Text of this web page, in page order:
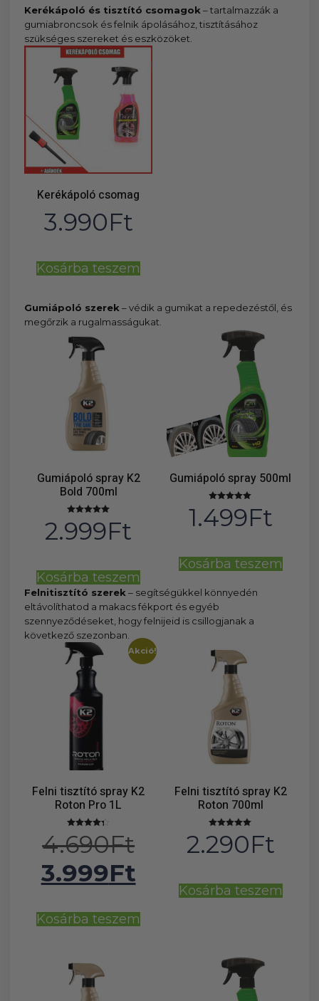
Kerékápoló és tisztító csomagok – tartalmazzák a
gumiabroncsok és felnik ápolásához, tisztításához
szükséges szereket és eszközöket.
Kerékápoló csomag
3.990Ft
Kosárba teszem
Gumiápoló szerek – védik a gumikat a repedezéstől, és
megőrzik a rugalmasságukat.
Gumiápoló spray K2
Bold 700ml
5.00
/ 5
2.999Ft
Kosárba teszem
Gumiápoló spray 500ml
5.00
/ 5
1.499Ft
Kosárba teszem
Felnitisztító szerek – segítségükkel könnyedén
eltávolíthatod a makacs fékport és egyéb
szennyeződéseket, hogy felnijeid is csillogjanak a
következő szezonban.
Akció!
Felni tisztító spray K2
Roton Pro 1L
4.33
/ 5
4.690Ft
3.999Ft
Kosárba teszem
Felni tisztító spray K2
Roton 700ml
5.00
/ 5
2.290Ft
Kosárba teszem